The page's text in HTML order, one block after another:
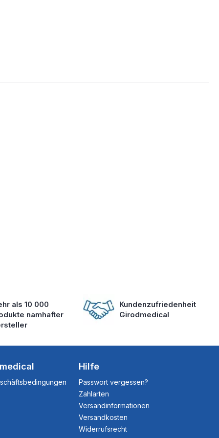
als 10 000
namhafter
Kundenzufriedenheit
Girodmedical
Hilfe
Passwort vergessen?
Zahlarten
Versandinformationen
Versandkosten
Widerrufsrecht